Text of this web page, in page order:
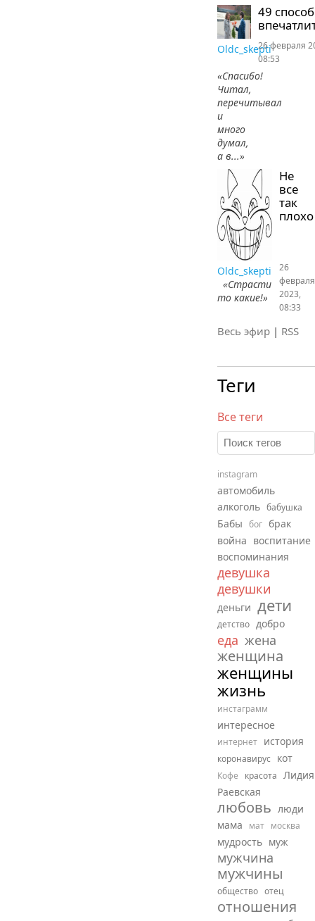
49
Oldc_skepti
«Спасибо!
Читал,
перечитывал
и
много
думал,
а в...»
26 февраля
08:53
Не
все
так
плохо
Oldc_skepti
«Страсти
то какие!»
26
февраля
2023,
08:33
Весь эфир | RSS
Теги
Все теги
instagram
автомобиль
алкоголь бабушка
Бабы бог брак
война воспитание
воспоминания
девушка
девушки
деньги дети
детство добро
еда жена
женщина
женщины
жизнь
инстаграмм
интересное
интернет история
коронавирус кот
Кофе красота Лидия
Раевская
любовь люди
мама
мат москва
мудрость муж
мужчина
мужчины
общество отец
отношения